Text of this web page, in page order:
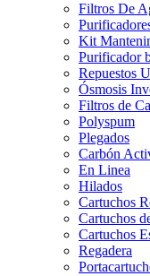
Filtros De
Kit
Purificador
Repuestos
Ósmosis
Filtros de
Polyspum
Plegados
Carbón
En Linea
Hilados
Cartuchos
Cartuchos
Cartuchos
Regadera